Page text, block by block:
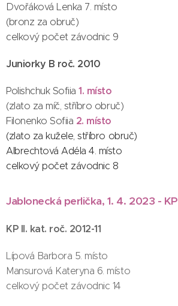
Dvořáková Lenka 7. místo
(bronz za obruč)
celkový počet závodnic 9
Juniorky B roč. 2010
Polishchuk Sofiia1. místo
(zlato za míč, stříbro obruč)
Filonenko Sofiia 2. místo
(zlato za kužele, stříbro obruč)
Albrechtová Adéla 4. místo
celkový počet závodnic 8
Jablonecká perlička, 1. 4. 2023 - KP
KP II. kat. roč. 2012-11
Lípová Barbora 5. místo
Mansurová Kateryna 6. místo
celkový počet závodnic 14